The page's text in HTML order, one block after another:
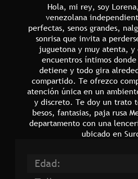
Hola, mi rey, soy
venezolana
perfectas, senos grandes,
sonrisa que invita a
juguetona y muy atenta,
encuentros íntimos
detiene y todo gira
compartido. Te ofrezco
atención única en un
y discreto. Te doy un trato
besos, fantasias, paja rusa
departamento con una
ubicado en
Edad: